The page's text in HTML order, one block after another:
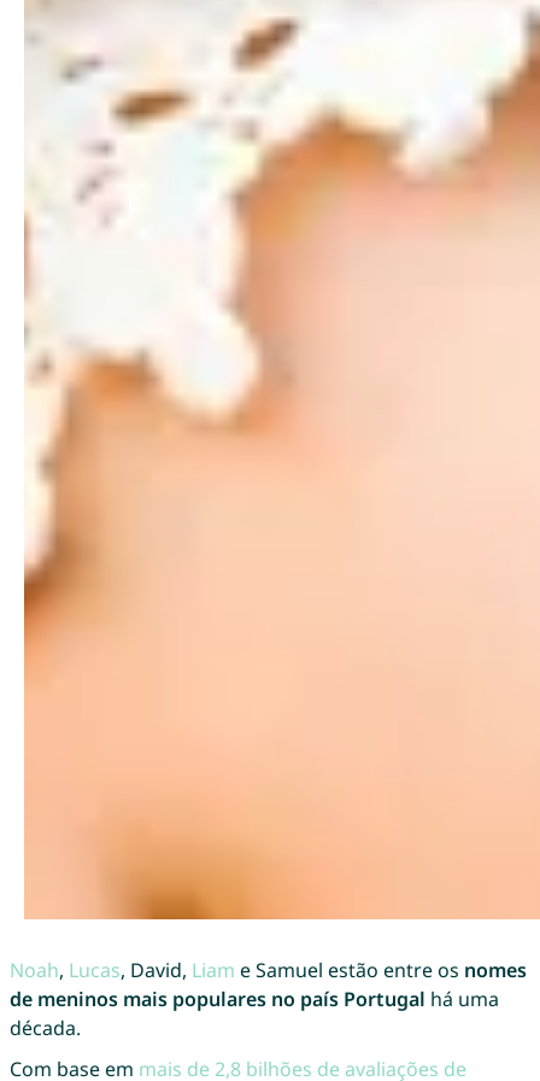
Noah, Lucas, David, Liam e Samuel estão entre os nomes
de meninos mais populares no país Portugal há uma
década.
Com base em mais de 2,8 bilhões de avaliações de